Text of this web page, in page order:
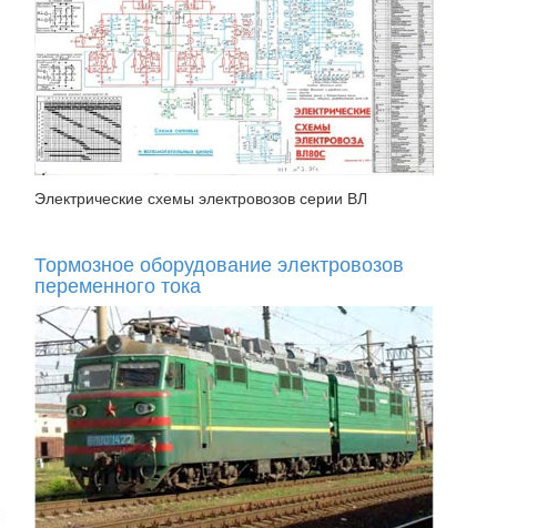
Электрические схемы электровозов серии ВЛ
Тормозное оборудование электровозов
переменного тока